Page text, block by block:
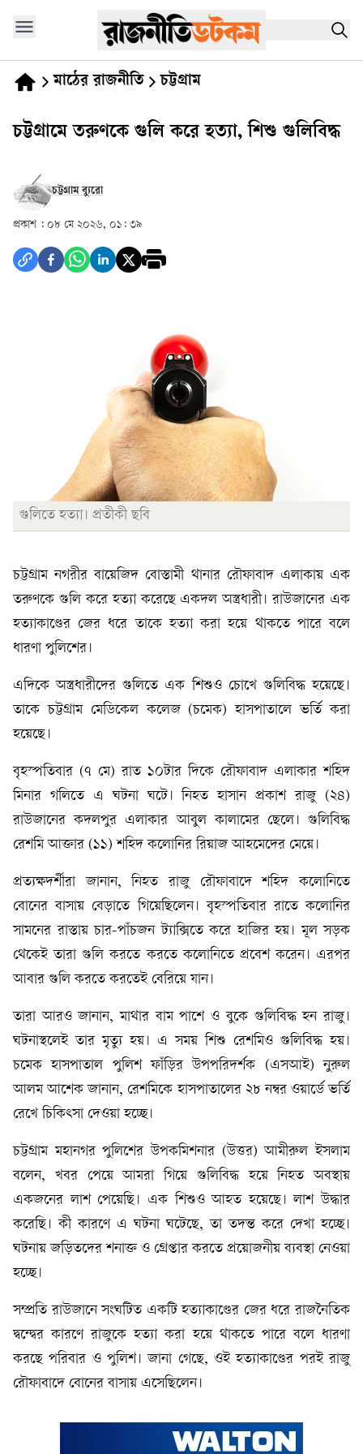
মাঠের রাজনীতি চট্টগ্রাম
চট্টগ্রামে তরুণকে গুলি করে হত্যা, শিশু গুলিবিদ্ধ
চট্টগ্রাম ব্যুরো
প্রকাশ : ০৮ মে ২০২৬, ০১: ৩৯
গুলিতে হত্যা। প্রতীকী ছবি
চট্টগ্রাম নগরীর বায়েজিদ বোস্তামী থানার রৌফাবাদ এলাকায় এক
তরুণকে গুলি করে হত্যা করেছে একদল অস্ত্রধারী। রাউজানের এক
হত্যাকাণ্ডের জের ধরে তাকে হত্যা করা হয়ে থাকতে পারে বলে
ধারণা পুলিশের।
এদিকে অস্ত্রধারীদের গুলিতে এক শিশুও চোখে গুলিবিদ্ধ হয়েছে।
তাকে চট্টগ্রাম মেডিকেল কলেজ (চমেক) হাসপাতালে ভর্তি করা
হয়েছে।
বৃহস্পতিবার (৭ মে) রাত ১০টার দিকে রৌফাবাদ এলাকার শহিদ
মিনার গলিতে এ ঘটনা ঘটে। নিহত হাসান প্রকাশ রাজু (২৪)
রাউজানের কদলপুর এলাকার আবুল কালামের ছেলে। গুলিবিদ্ধ
রেশমি আক্তার (১১) শহিদ কলোনির রিয়াজ আহমেদের মেয়ে।
প্রত্যক্ষদর্শীরা জানান, নিহত রাজু রৌফাবাদে শহিদ কলোনিতে
বোনের বাসায় বেড়াতে গিয়েছিলেন। বৃহস্পতিবার রাতে কলোনির
সামনের রাস্তায় চার-পাঁচজন ট্যাক্সিতে করে হাজির হয়। মূল সড়ক
থেকেই তারা গুলি করতে করতে কলোনিতে প্রবেশ করেন। এরপর
আবার গুলি করতে করতেই বেরিয়ে যান।
তারা আরও জানান, মাথার বাম পাশে ও বুকে গুলিবিদ্ধ হন রাজু।
ঘটনাস্থলেই তার মৃত্যু হয়। এ সময় শিশু রেশমিও গুলিবিদ্ধ হয়।
চমেক হাসপাতাল পুলিশ ফাঁড়ির উপপরিদর্শক (এসআই) নুরুল
আলম আশেক জানান, রেশমিকে হাসপাতালের ২৮ নম্বর ওয়ার্ডে ভর্তি
রেখে চিকিৎসা দেওয়া হচ্ছে।
চট্টগ্রাম মহানগর পুলিশের উপকমিশনার (উত্তর) আমীরুল ইসলাম
বলেন, খবর পেয়ে আমরা গিয়ে গুলিবিদ্ধ হয়ে নিহত অবস্থায়
একজনের লাশ পেয়েছি। এক শিশুও আহত হয়েছে। লাশ উদ্ধার
করেছি। কী কারণে এ ঘটনা ঘটেছে, তা তদন্ত করে দেখা হচ্ছে।
ঘটনায় জড়িতদের শনাক্ত ও গ্রেপ্তার করতে প্রয়োজনীয় ব্যবস্থা নেওয়া
হচ্ছে।
সম্প্রতি রাউজানে সংঘটিত একটি হত্যাকাণ্ডের জের ধরে রাজনৈতিক
দ্বন্দ্বের কারণে রাজুকে হত্যা করা হয়ে থাকতে পারে বলে ধারণা
করছে পরিবার ও পুলিশ। জানা গেছে, ওই হত্যাকাণ্ডের পরই রাজু
রৌফাবাদে বোনের বাসায় এসেছিলেন।